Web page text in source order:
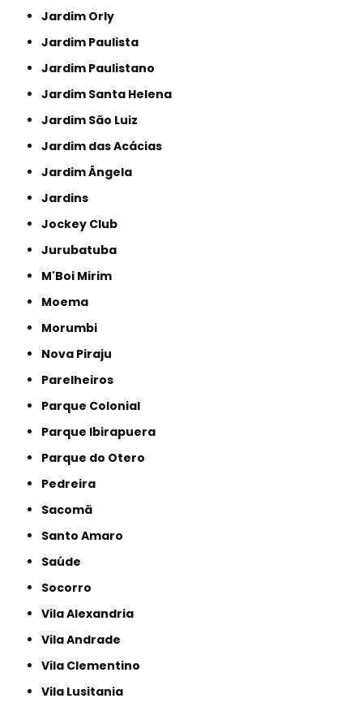
Jardim Orly
Jardim Paulista
Jardim Paulistano
Jardim Santa Helena
Jardim São Luiz
Jardim das Acácias
Jardim Ângela
Jardins
Jockey Club
Jurubatuba
M'Boi Mirim
Moema
Morumbi
Nova Piraju
Parelheiros
Parque Colonial
Parque Ibirapuera
Parque do Otero
Pedreira
Sacomã
Santo Amaro
Saúde
Socorro
Vila Alexandria
Vila Andrade
Vila Clementino
Vila Lusitania